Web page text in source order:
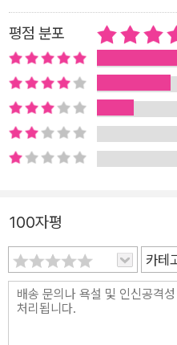
로운 인식/시쓰기’가 이루어지
람」이라는 동일한 제목으로
이를 노래하고 있다. 오래전 한 편의 詩가 끝나고 바람이 불었다
사람들이 짐승의 거죽을 뒤집
다 불타는 시간들은 그대로 숲이 된다 인간이 인간 바깥으로 떠돌
아 짐승의 마음을 허공에 쓴다 ─「死
바람의 내력엔 서로 피를 나눠
지문으로 번질 때 기필코 사람은
른 궤를 그리며 땅속에 덮이는
다시 찍으니 펄럭이는 파도 끝
「死後의 바람」 전문 강정은 위 시들에서 “오래전 詩”의 끝을 알
리고 “마지막 詩”의 타오름을
평점 분포
100자평
카테